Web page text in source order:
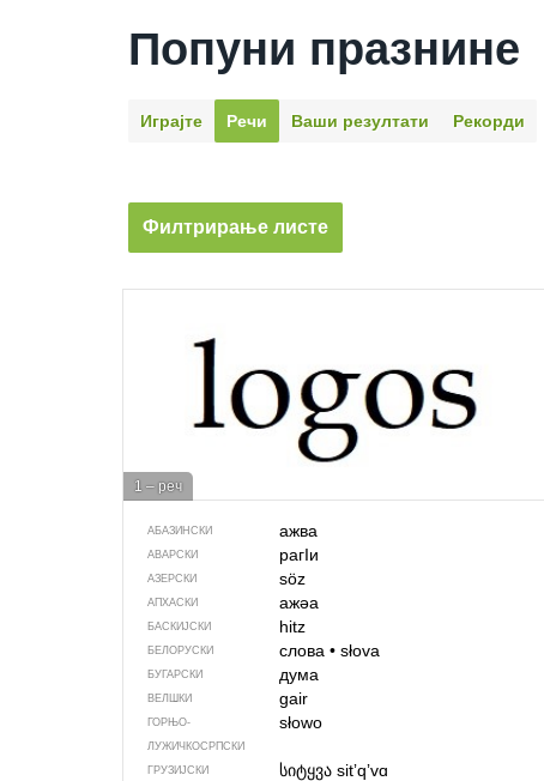
Попуни празнине
Играјте Речи Ваши резултати Рекорди
Филтрирање листе
1 – реч
АБАЗИНСКИ ажва
АВАРСКИ рагIи
АЗЕРСКИ söz
АПХАСКИ ажәа
БАСКИЈСКИ hitz
БЕЛОРУСКИ слова •słova
БУГАРСКИ дума
ВЕЛШКИ gair
ГОРЊО­
ЛУЖИЧКОСРПСКИ
słowo
ГРУЗИЈСКИ სიტყვა sitʼqʼvɑ